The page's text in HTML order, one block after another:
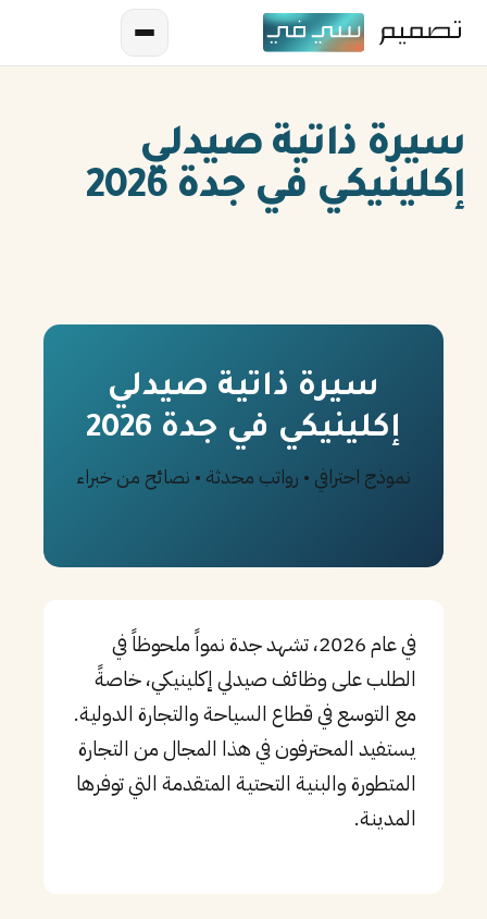
ES
FR
IN
سيرة ذاتية صيدلي
إكلينيكي في جدة 2026
سيرة ذاتية صيدلي
إكلينيكي في جدة 2026
نموذج احترافي • رواتب محدثة • نصائح من خبراء
في عام 2026، تشهد جدة نمواً ملحوظاً في
الطلب على وظائف صيدلي إكلينيكي، خاصةً
مع التوسع في قطاع السياحة والتجارة الدولية.
يستفيد المحترفون في هذا المجال من التجارة
المتطورة والبنية التحتية المتقدمة التي توفرها
المدينة.